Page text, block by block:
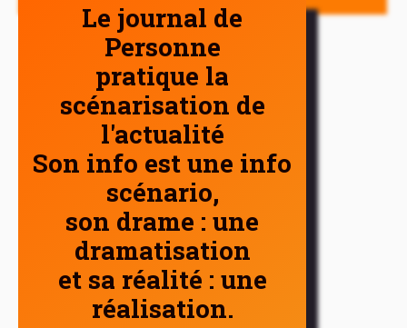
Le journal de
Personne
pratique la
scénarisation de
l'actualité
Son info est une info
scénario,
son drame : une
dramatisation
et sa réalité : une
réalisation.